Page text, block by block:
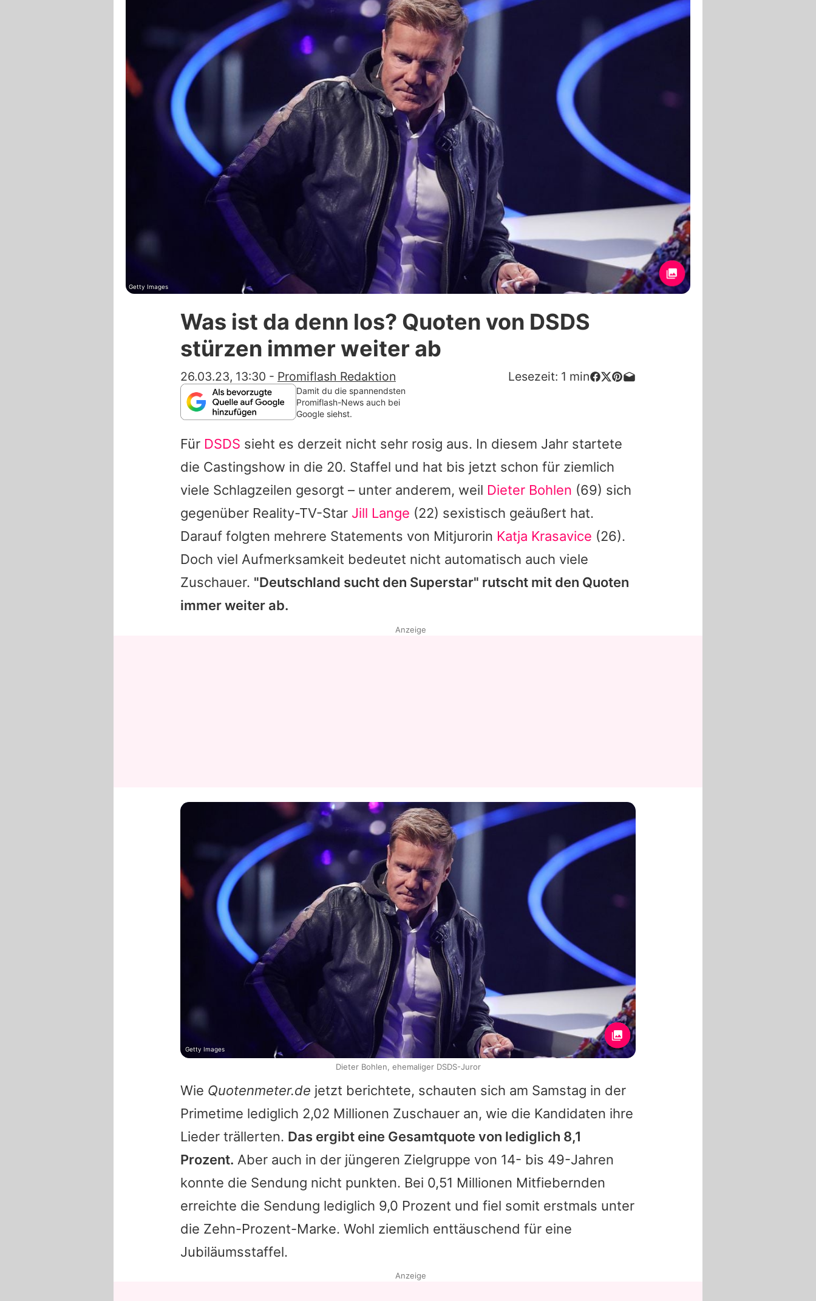
Filme & Serien
Lifestyle
Familie & Liebe
Promiflash Exklusiv
Alle Themen auf Promiflash
Jobs
App runterladen
Team
Redaktionelle Richtlinien
Impressum
Datenschutzerklärung
Nutzungsbedingungen
Utiq verwalten
Getty Images
Was ist da denn los? Quoten von DSDS
stürzen immer weiter ab
26.03.23, 13:30 - Promiflash Redaktion Lesezeit: 1 min
Damit du die spannendsten
Promiflash-News auch bei
Google siehst.
Für DSDS sieht es derzeit nicht sehr rosig aus. In diesem Jahr startete
die Castingshow in die 20. Staffel und hat bis jetzt schon für ziemlich
viele Schlagzeilen gesorgt – unter anderem, weil Dieter Bohlen (69) sich
gegenüber Reality-TV-Star Jill Lange (22) sexistisch geäußert hat.
Darauf folgten mehrere Statements von Mitjurorin Katja Krasavice (26).
Doch viel Aufmerksamkeit bedeutet nicht automatisch auch viele
Zuschauer. "Deutschland sucht den Superstar" rutscht mit den Quoten
immer weiter ab.
Wie Quotenmeter.de jetzt berichtete, schauten sich am Samstag in der
Primetime lediglich 2,02 Millionen Zuschauer an, wie die Kandidaten ihre
Lieder trällerten. Das ergibt eine Gesamtquote von lediglich 8,1
Prozent. Aber auch in der jüngeren Zielgruppe von 14- bis 49-Jahren
konnte die Sendung nicht punkten. Bei 0,51 Millionen Mitfiebernden
erreichte die Sendung lediglich 9,0 Prozent und fiel somit erstmals unter
die Zehn-Prozent-Marke. Wohl ziemlich enttäuschend für eine
Jubiläumsstaffel.
Anzeige
Getty Images
Dieter Bohlen, ehemaliger DSDS-Juror
Anzeige